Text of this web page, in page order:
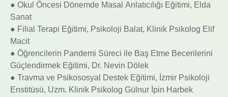
● Okul Öncesi Dönemde Masal Anlatıcılığı Eğitimi, Elda
Sanat
● Filial Terapi Eğitimi, Psikoloji Balat, Klinik Psikolog Elif
Macit
● Öğrencilerin Pandemi Süreci ile Baş Etme Becerilerini
Güçlendirmek Eğitimi, Dr. Nevin Dölek
● Travma ve Psikososyal Destek Eğitimi, İzmir Psikoloji
Enstitüsü, Uzm. Klinik Psikolog Gülnur İpin Harbek